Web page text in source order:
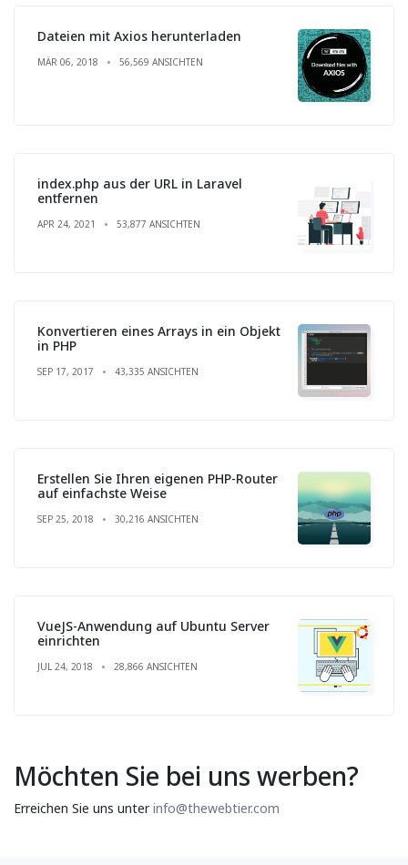
Dateien mit Axios herunterladen
MÄR 06, 2018 56,569 ANSICHTEN
index.php aus der URL in Laravel
entfernen
APR 24, 2021 53,877 ANSICHTEN
Konvertieren eines Arrays in ein Objekt
in PHP
SEP 17, 2017 43,335 ANSICHTEN
Erstellen Sie Ihren eigenen PHP-Router
auf einfachste Weise
SEP 25, 2018 30,216 ANSICHTEN
VueJS-Anwendung auf Ubuntu Server
einrichten
JUL 24, 2018 28,866 ANSICHTEN
Möchten Sie bei uns werben?
Erreichen Sie uns unterinfo@thewebtier.com